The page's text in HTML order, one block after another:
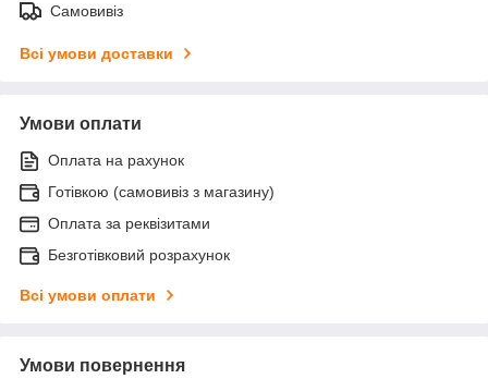
Самовивіз
Всі умови доставки
Умови оплати
Оплата на рахунок
Готівкою (самовивіз з магазину)
Оплата за реквізитами
Безготівковий розрахунок
Всі умови оплати
Умови повернення